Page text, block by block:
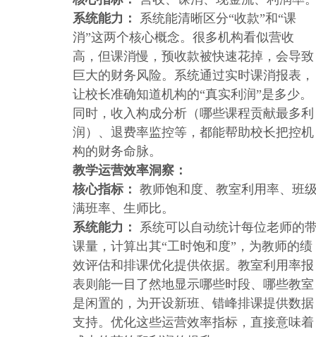
系统能力：
系统能清晰区分“收款”和“课
消”这两个核心概念。很多机构看似营收
高，但课消慢，预收款被快速花掉，会导致
巨大的财务风险。系统通过实时课消报表，
让校长准确知道机构的“真实利润”是多少。
同时，收入构成分析（哪些课程贡献最多利
润）、退费率监控等，都能帮助校长把控机
构的财务命脉。
教学运营效率洞察：
核心指标： 教师饱和度、教室利用率、班
满班率、生师比。
系统能力：
系统可以自动统计每位老师的
课量，计算出其“工时饱和度”，为教师的绩
效评估和排课优化提供依据。教室利用率报
表则能一目了然地显示哪些时段、哪些教室
是闲置的，为开设新班、错峰排课提供数据
支持。优化这些运营效率指标，直接意味着